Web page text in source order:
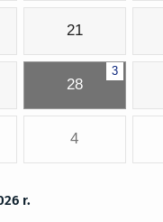
21
3
28
4
r.